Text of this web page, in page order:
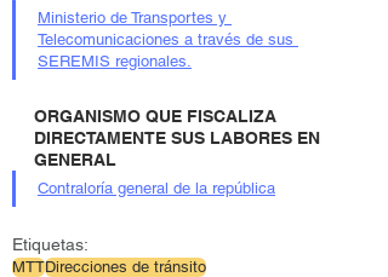
Ministerio de Transportes y
Telecomunicaciones a través de sus
SEREMIS regionales.
ORGANISMO QUE FISCALIZA
DIRECTAMENTE SUS LABORES EN
GENERAL
Contraloría general de la república
Etiquetas:
MTTDirecciones de tránsito